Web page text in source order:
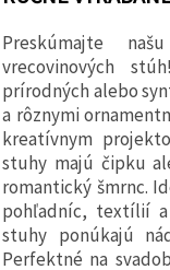
správne
fungovanie
webovej
stránky,
zlepšili váš
používateľský
zážitok a s
vaším
súhlasom
analyzovali
návštevnosť
a
zobrazovali
relevantnejší
Preskúmajte
vrecovinových
prírodných alebo
a rôznymi
kreatívnym
stuhy majú čipku
romantický šmrnc.
pohľadníc, textílií a
stuhy ponúkajú
Perfektné na